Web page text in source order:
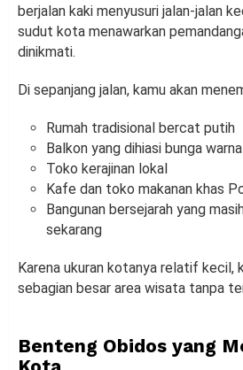
berjalan kaki menyusuri jalan-jalan
sudut kota menawarkan
dinikmati.
Di sepanjang jalan, kamu akan
Rumah tradisional bercat putih
Balkon yang dihiasi bunga
Toko kerajinan lokal
Kafe dan toko makanan khas
Bangunan bersejarah yang
sekarang
Karena ukuran kotanya relatif kecil,
sebagian besar area wisata tanpa
Benteng Obidos yang